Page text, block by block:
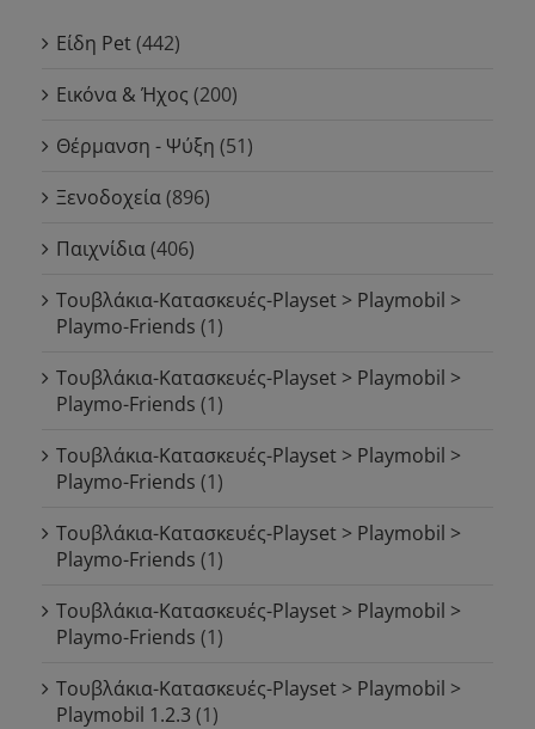
Είδη Pet(442)
Εικόνα & Ήχος (200)
Θέρμανση - Ψύξη (51)
Ξενοδοχεία(896)
Παιχνίδια(406)
Τουβλάκια-Κατασκευές-Playset > Playmobil >
Playmo-Friends (1)
Τουβλάκια-Κατασκευές-Playset > Playmobil >
Playmo-Friends (1)
Τουβλάκια-Κατασκευές-Playset > Playmobil >
Playmo-Friends (1)
Τουβλάκια-Κατασκευές-Playset > Playmobil >
Playmo-Friends (1)
Τουβλάκια-Κατασκευές-Playset > Playmobil >
Playmo-Friends (1)
Τουβλάκια-Κατασκευές-Playset > Playmobil >
Playmobil 1.2.3 (1)